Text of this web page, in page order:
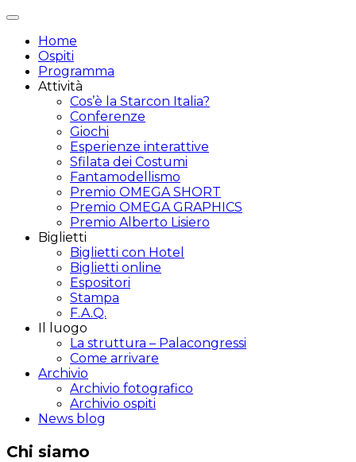
Attiva/disattiva
navigazione
Home
Ospiti
Programma
Attività
Cos’è la Starcon Italia?
Conferenze
Giochi
Esperienze interattive
Sfilata dei Costumi
Fantamodellismo
Premio OMEGA SHORT
Premio OMEGA GRAPHICS
Premio Alberto Lisiero
Biglietti
Biglietti con Hotel
Biglietti online
Espositori
Stampa
F.A.Q.
Il luogo
La struttura – Palacongressi
Come arrivare
Archivio
Archivio fotografico
Archivio ospiti
News blog
Chi siamo